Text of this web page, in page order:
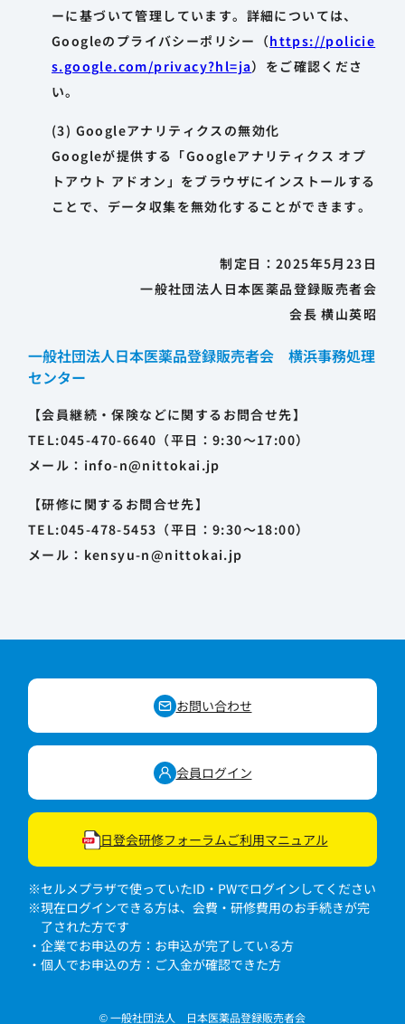
ーに基づいて管理しています。詳細については、
Googleのプライバシーポリシー（https://policie
s.google.com/privacy?hl=ja）をご確認くださ
い。
(3) Googleアナリティクスの無効化
Googleが提供する「Googleアナリティクス オプ
トアウト アドオン」をブラウザにインストールする
ことで、データ収集を無効化することができます。
制定日：2025年5月23日
一般社団法人日本医薬品登録販売者会
会長 横山英昭
一般社団法人日本医薬品登録販売者会 横浜事務処理
センター
【会員継続・保険などに関するお問合せ先】
TEL:045-470-6640（平日：9:30～17:00）
メール：info-n@nittokai.jp
【研修に関するお問合せ先】
TEL:045-478-5453（平日：9:30～18:00）
メール：kensyu-n@nittokai.jp
お問い合わせ
会員ログイン
日登会研修フォーラムご利用マニュアル
※セルメプラザで使っていたID・PWでログインしてください
※現在ログインできる方は、会費・研修費用のお手続きが完
了された方です
・企業でお申込の方：お申込が完了している方
・個人でお申込の方：ご入金が確認できた方
© 一般社団法人 日本医薬品登録販売者会